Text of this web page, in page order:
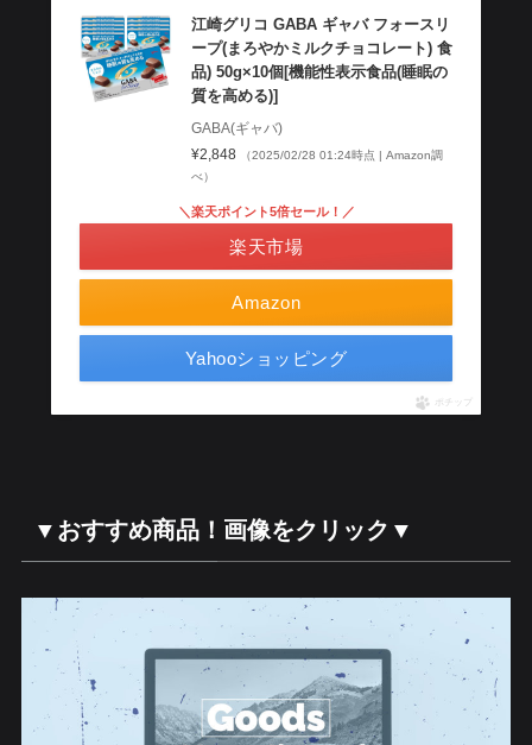
江崎グリコ GABA ギャバ フォースリ
ープ(まろやかミルクチョコレート) 食
品) 50g×10個[機能性表示食品(睡眠の
質を高める)]
GABA(ギャバ)
¥2,848
（2025/02/28 01:24時点 | Amazon調
べ）
Amazon
＼楽天ポイント5倍セール！／
楽天市場
Yahooショッピング
ポチップ
▼おすすめ商品！画像をクリック▼